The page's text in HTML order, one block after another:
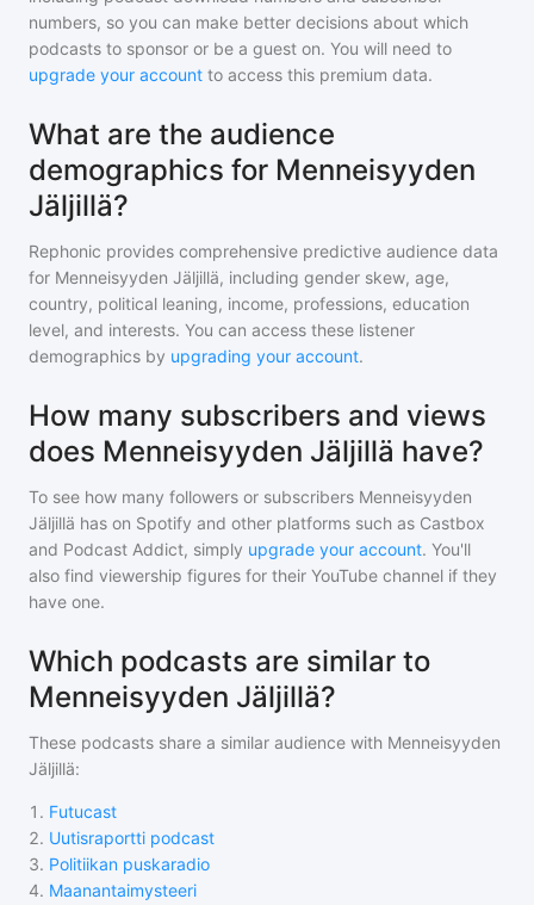
numbers, so you can make better decisions about which
podcasts to sponsor or be a guest on. You will need to
upgrade your account to access this premium data.
What are the audience
demographics for Menneisyyden
Jäljillä?
Rephonic provides comprehensive predictive audience data
for Menneisyyden Jäljillä, including gender skew, age,
country, political leaning, income, professions, education
level, and interests. You can access these listener
demographics by upgrading your account.
How many subscribers and views
does Menneisyyden Jäljillä have?
To see how many followers or subscribers Menneisyyden
Jäljillä has on Spotify and other platforms such as Castbox
and Podcast Addict, simply upgrade your account. You'll
also find viewership figures for their YouTube channel if they
have one.
Which podcasts are similar to
Menneisyyden Jäljillä?
These podcasts share a similar audience with Menneisyyden
Jäljillä:
1 . Futucast
2. Uutisraportti podcast
3. Politiikan puskaradio
4. Maanantaimysteeri